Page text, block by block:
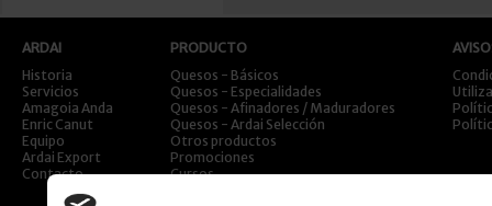
ARDAI
Historia
Servicios
Amagoia Anda
Enric Canut
Equipo
Ardai Export
Contacto
PRODUCTO
Quesos - Básicos
Quesos - Especialidades
Quesos - Afinadores / Maduradores
Quesos - Ardai Selección
Otros productos
Promociones
Cursos